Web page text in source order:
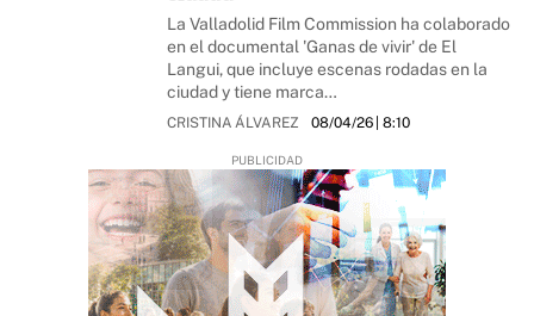
La Valladolid Film Commission ha colaborado
en el documental 'Ganas de vivir' de El
Langui, que incluye escenas rodadas en la
ciudad y tiene marca…
CRISTINA ÁLVAREZ 08/04/26| 8:10